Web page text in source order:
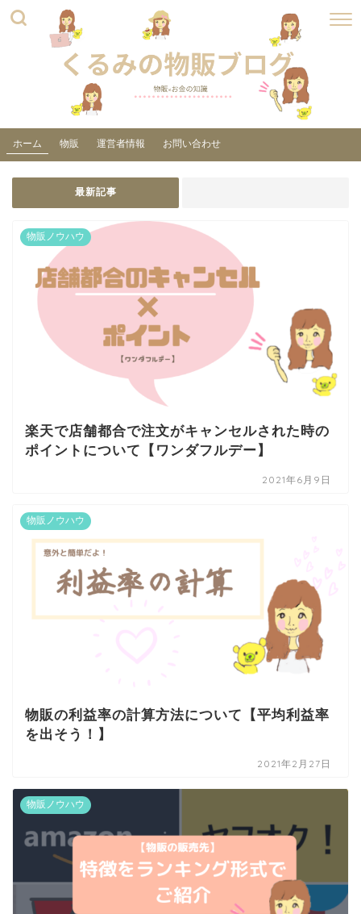
ホーム 物販 運営者情報 お問い合わせ
最新記事
物販ノウハウ
楽天で店舗都合で注文がキャンセルされた時の
ポイントについて【ワンダフルデー】
2021年6月9日
物販ノウハウ
物販の利益率の計算方法について【平均利益率
を出そう！】
2021年2月27日
物販ノウハウ